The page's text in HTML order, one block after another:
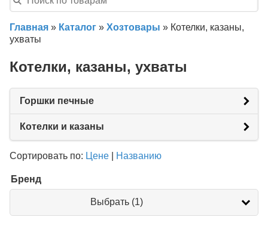
Главная » Каталог » Хозтовары » Котелки, казаны,
ухваты
Котелки, казаны, ухваты
Горшки печные
Котелки и казаны
Сортировать по: Цене Названию
Бренд
Выбрать (1)